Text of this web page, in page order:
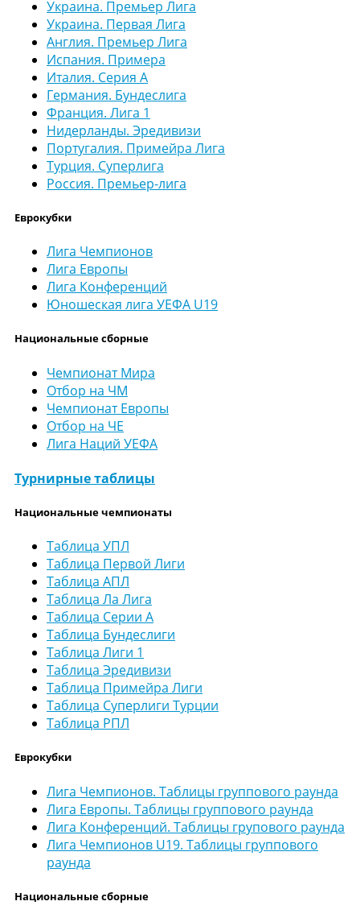
Украина. Премьер Лига
Украина. Первая Лига
Англия. Премьер Лига
Испания. Примера
Италия. Серия А
Германия. Бундеслига
Франция. Лига 1
Нидерланды. Эредивизи
Португалия. Примейра Лига
Турция. Суперлига
Россия. Премьер-лига
Еврокубки
Лига Чемпионов
Лига Европы
Лига Конференций
Юношеская лига УЕФА U19
Национальные сборные
Чемпионат Мира
Отбор на ЧМ
Чемпионат Европы
Отбор на ЧЕ
Лига Наций УЕФА
Турнирные таблицы
Национальные чемпионаты
Таблица УПЛ
Таблица Первой Лиги
Таблица АПЛ
Таблица Ла Лига
Таблица Серии А
Таблица Бундеслиги
Таблица Лиги 1
Таблица Эредивизи
Таблица Примейра Лиги
Таблица Суперлиги Турции
Таблица РПЛ
Еврокубки
Лига Чемпионов. Таблицы группового раунда
Лига Европы. Таблицы группового раунда
Лига Конференций. Таблицы групового раунда
Лига Чемпионов U19. Таблицы группового
раунда
Национальные сборные